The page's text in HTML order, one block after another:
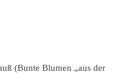
(Bunte Blumen „aus der